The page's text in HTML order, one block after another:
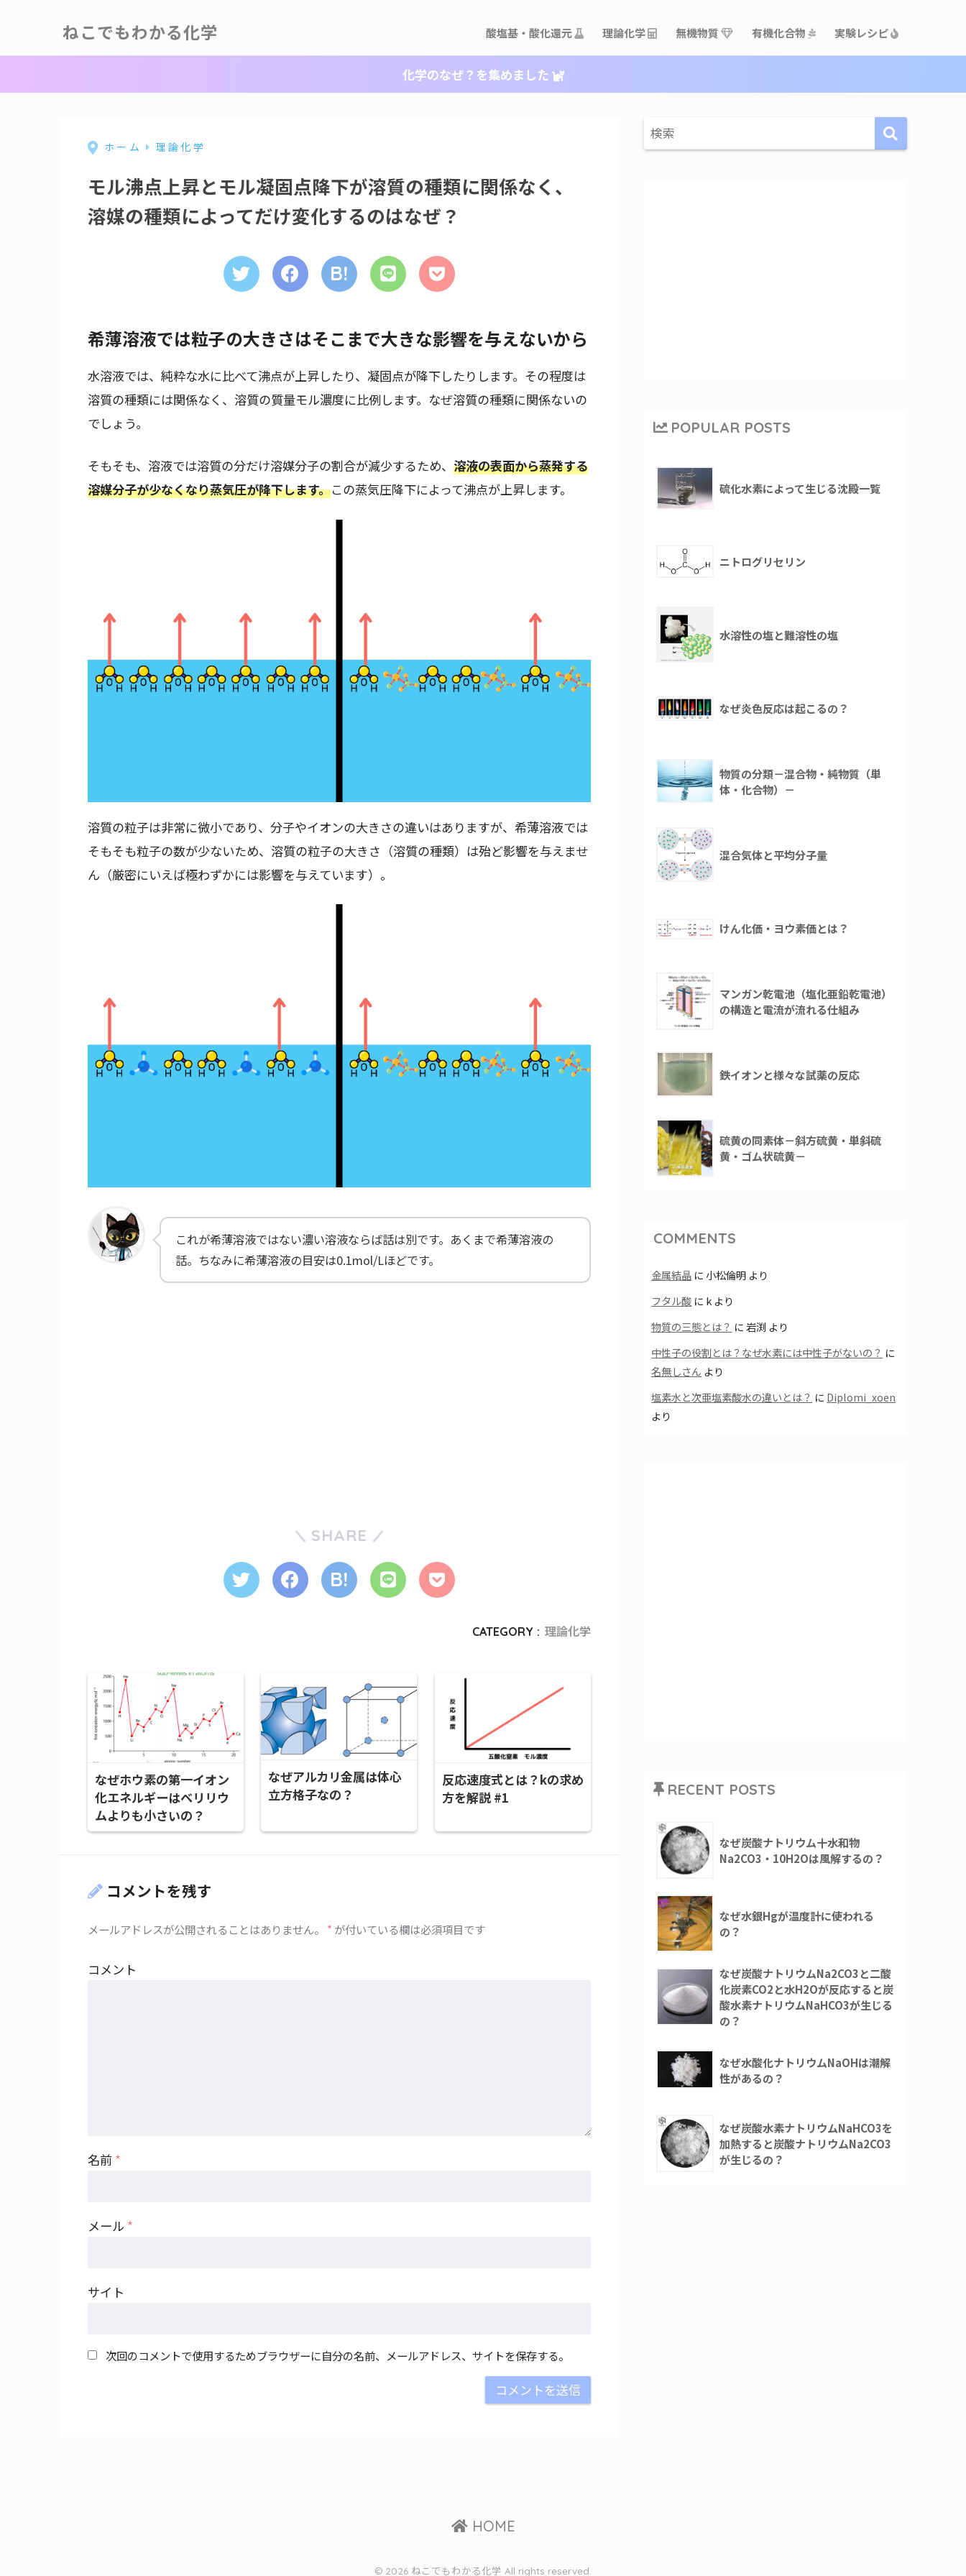
ねこでもわかる化学 酸塩基・酸化還元 理論化学 無機物質 有機化合物 実験レシピ
化学のなぜ？を集めました
ホーム 理論化学
モル沸点上昇とモル凝固点降下が溶質の種類に関係なく、
溶媒の種類によってだけ変化するのはなぜ？
希薄溶液では粒子の大きさはそこまで大きな影響を与えないから
水溶液では、純粋な水に比べて沸点が上昇したり、凝固点が降下したりします。その程度は
溶質の種類には関係なく、溶質の質量モル濃度に比例します。なぜ溶質の種類に関係ないの
でしょう。
そもそも、溶液では溶質の分だけ溶媒分子の割合が減少するため、 溶液の表面から蒸発する
溶媒分子が少なくなり蒸気圧が降下します。この蒸気圧降下によって沸点が上昇します。
溶質の粒子は非常に微小であり、分子やイオンの大きさの違いはありますが、希薄溶液では
そもそも粒子の数が少ないため、溶質の粒子の大きさ（溶質の種類）は殆ど影響を与えませ
ん（厳密にいえば極わずかには影響を与えています）。
これが希薄溶液ではない濃い溶液ならば話は別です。あくまで希薄溶液の
話。ちなみに希薄溶液の目安は0.1mol/Lほどです。
SHARE
CATEGORY : 理論化学
なぜホウ素の第一イオン
化エネルギーはベリリウ
ムよりも小さいの？
なぜアルカリ金属は体心
立方格子なの？
反応速度式とは？kの求め
方を解説 #1
コメントを残す
メールアドレスが公開されることはありません。 * が付いている欄は必須項目です
コメント
名前 *
メール *
サイト
次回のコメントで使用するためブラウザーに自分の名前、メールアドレス、サイトを保存する。
POPULAR POSTS
硫化水素によって生じる沈殿一覧
ニトログリセリン
水溶性の塩と難溶性の塩
なぜ炎色反応は起こるの？
物質の分類－混合物・純物質（単
体・化合物）－
混合気体と平均分子量
けん化価・ヨウ素価とは？
マンガン乾電池（塩化亜鉛乾電池）
の構造と電流が流れる仕組み
鉄イオンと様々な試薬の反応
硫黄の同素体－斜方硫黄・単斜硫
黄・ゴム状硫黄－
COMMENTS
金属結晶 に 小松倫明 より
フタル酸 に k より
物質の三態とは？ に岩渕 より
中性子の役割とは？なぜ水素には中性子がないの？ に
名無しさん より
塩素水と次亜塩素酸水の違いとは？ に Diplomi_xoen
より
RECENT POSTS
なぜ炭酸ナトリウム十水和物
Na2CO3・10H2Oは風解するの？
なぜ水銀Hgが温度計に使われる
の？
なぜ炭酸ナトリウムNa2CO3と二酸
化炭素CO2と水H2Oが反応すると炭
酸水素ナトリウムNaHCO3が生じる
の？
なぜ水酸化ナトリウムNaOHは潮解
性があるの？
なぜ炭酸水素ナトリウムNaHCO3を
加熱すると炭酸ナトリウムNa2CO3
が生じるの？
HOME
© 2026 ねこでもわかる化学 All rights reserved.